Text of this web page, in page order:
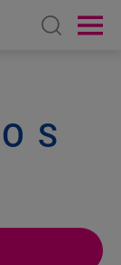
Open